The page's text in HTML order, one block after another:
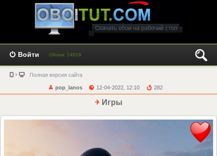
Войти Обоев: 14018
Полная версия сайта
pop_lanos 12-04-2022, 12:10 282
Игры